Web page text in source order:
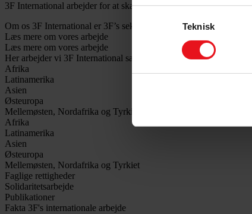
Samtykkevalg
Teknisk
3F International arbejder for at skabe ordentlige arbejdsforhold,
Om os 3F International er 3F’s sekretariat for globalt
Læs mere om vores arbejde
Læs mere om vores arbejde
Her arbejder vi 3F International samarbejder med faglige
Afrika
Latinamerika
Asien
Østeuropa
Mellemøsten, Nordafrika og Tyrkiet
Afrika
Latinamerika
Asien
Østeuropa
Mellemøsten, Nordafrika og Tyrkiet
Faglige rettigheder
Solidaritetsarbejde
Publikationer
Fakta 3F's internationale arbejde